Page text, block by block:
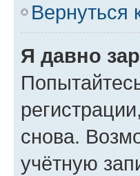
Вернуться
Я давно
снова.
учётную